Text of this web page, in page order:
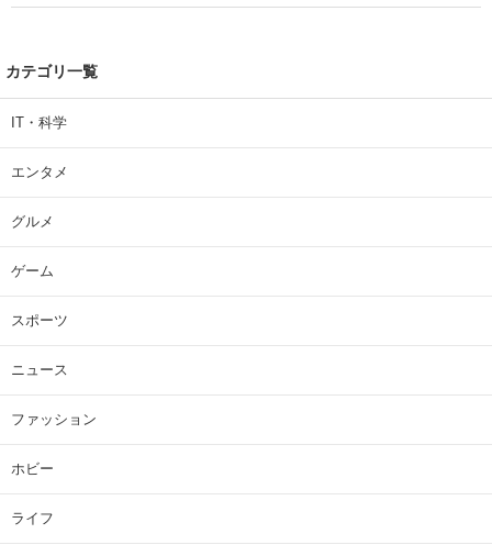
カテゴリ一覧
IT・科学
エンタメ
グルメ
ゲーム
スポーツ
ニュース
ファッション
ホビー
ライフ